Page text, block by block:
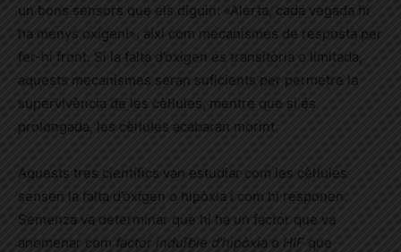
un bons sensors que els diguin: «Alerta, cada vegada hi
ha menys oxigen!», així com mecanismes de resposta per
fer-hi front. Si la falta d’oxigen és transitòria o limitada,
aquests mecanismes seran suficients per permetre la
supervivència de les cèl·lules, mentre que si és
prolongada, les cèl·lules acabaran morint.
Aquests tres científics van estudiar com les cèl·lules
sensen la falta d’oxigen o hipòxia i com hi responen.
Semenza va determinar que hi ha un factor que va
anomenar com factor induïble d’hipòxia o HIF que